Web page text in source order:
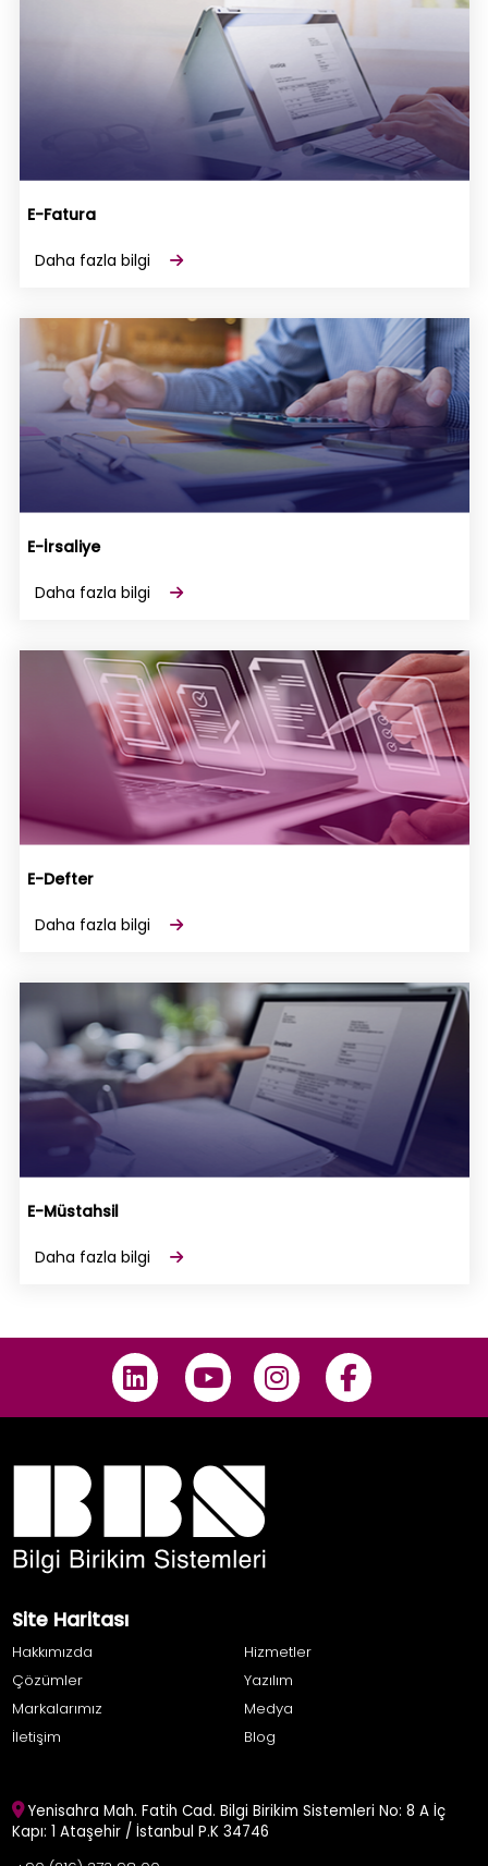
E-Fatura
Daha fazla bilgi
E-İrsaliye
Daha fazla bilgi
E-Defter
Daha fazla bilgi
E-Müstahsil
Daha fazla bilgi
Site Haritası
Hakkımızda
Hizmetler
Çözümler
Yazılım
Markalarımız
Medya
İletişim
Blog
Yenisahra Mah. Fatih Cad. Bilgi Birikim Sistemleri No: 8 A İç
Kapı: 1 Ataşehir / İstanbul P.K 34746